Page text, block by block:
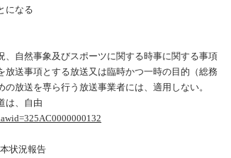
になる
自然事象及びスポーツに関する時事に関する事項
放送事項とする放送又は臨時かつ一時の目的（総務
放送を専ら行う放送事業者には、適用しない。
は、自由
状況報告